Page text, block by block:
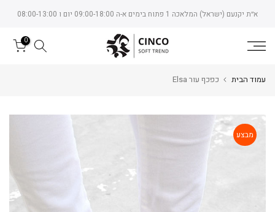
Skip
content
א״ת יקנעם (ישראל) המלאכה 1 פתוח בימים א-ה 09:00-18:00 יום ו 08:00-13:00
0
עמוד הבית כפכף עור Elsa
מבצע